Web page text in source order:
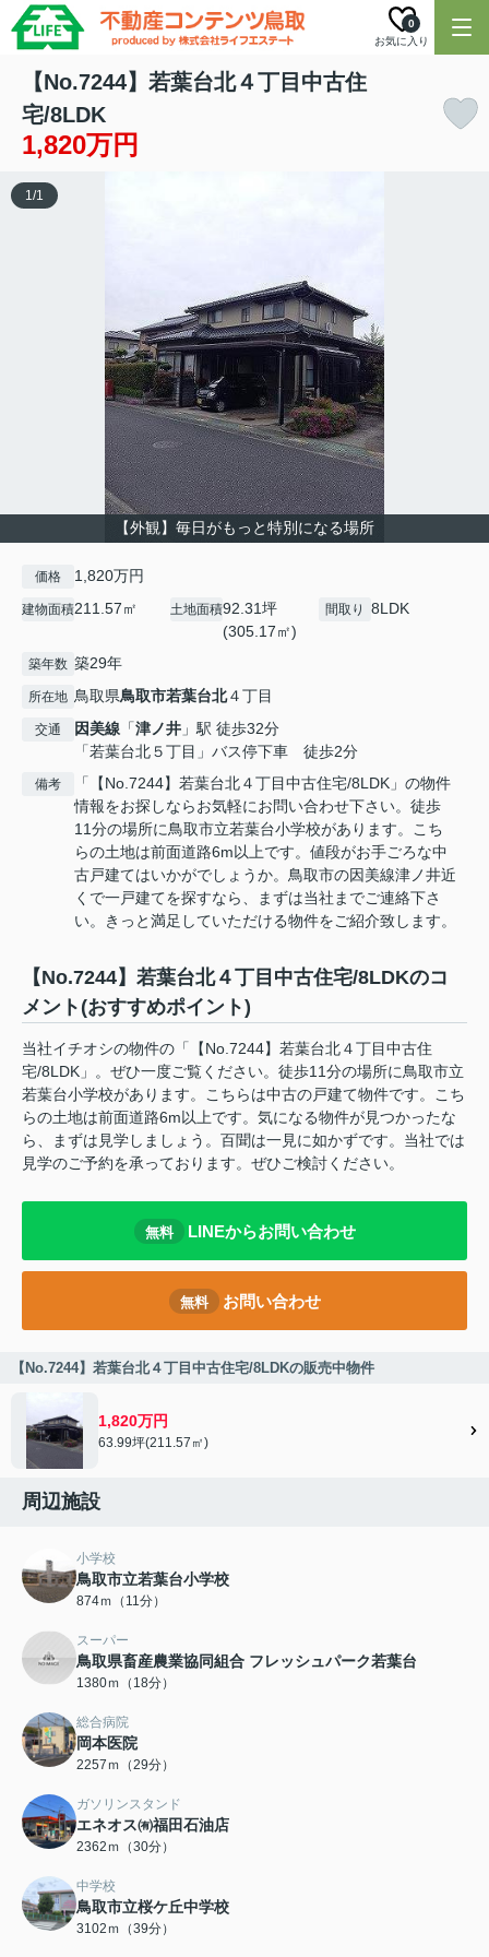
お気に入り
0
【No.7244】若葉台北４丁目中古住
宅/8LDK
1,820万円
【外観】毎日がもっと特別になる場所
1/1
価格 1,820万円
建物面積211.57㎡ 土地面積92.31坪
(305.17㎡)
間取り 8LDK
築年数 築29年
所在地 鳥取県鳥取市若葉台北４丁目
交通 因美線 「津ノ井 」駅 徒歩32分
「若葉台北５丁目」バス停下車 徒歩2分
備考
「【No.7244】若葉台北４丁目中古住宅/8LDK」の物件
情報をお探しならお気軽にお問い合わせ下さい。徒歩
11分の場所に鳥取市立若葉台小学校があります。こち
らの土地は前面道路6m以上です。値段がお手ごろな中
古戸建てはいかがでしょうか。鳥取市の因美線津ノ井近
くで一戸建てを探すなら、まずは当社までご連絡下さ
い。きっと満足していただける物件をご紹介致します。
【No.7244】若葉台北４丁目中古住宅/8LDKのコ
メント(おすすめポイント)
当社イチオシの物件の「【No.7244】若葉台北４丁目中古住
宅/8LDK」。ぜひ一度ご覧ください。徒歩11分の場所に鳥取市立
若葉台小学校があります。こちらは中古の戸建て物件です。こち
らの土地は前面道路6m以上です。気になる物件が見つかったな
ら、まずは見学しましょう。百聞は一見に如かずです。当社では
見学のご予約を承っております。ぜひご検討ください。
無料 LINEからお問い合わせ
無料 お問い合わせ
【No.7244】若葉台北４丁目中古住宅/8LDKの販売中物件
1,820万円
63.99坪(211.57㎡)
周辺施設
小学校
鳥取市立若葉台小学校
874ｍ（11分）
スーパー
鳥取県畜産農業協同組合 フレッシュパーク若葉台
1380ｍ（18分）
総合病院
岡本医院
2257ｍ（29分）
ガソリンスタンド
エネオス㈲福田石油店
2362ｍ（30分）
中学校
鳥取市立桜ケ丘中学校
3102ｍ（39分）